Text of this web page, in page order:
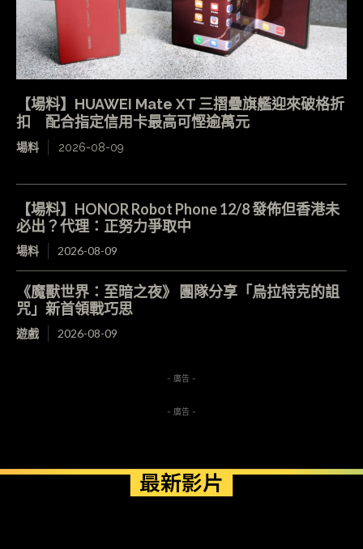
【場料】HUAWEI Mate XT 三摺疊旗艦迎來破格折
扣 配合指定信用卡最高可慳逾萬元
場料 2026-08-09
【場料】HONOR Robot Phone 12/8 發佈但香港未
必出？代理：正努力爭取中
場料 2026-08-09
《魔獸世界：至暗之夜》 團隊分享「烏拉特克的詛
咒」新首領戰巧思
遊戲 2026-08-09
- 廣告 -
- 廣告 -
最新影片